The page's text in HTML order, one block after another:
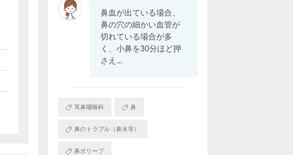
鼻血が出ている場合、
鼻の穴の細かい血管が
切れている場合が多
く、小鼻を30分ほど押
さえ...
耳鼻咽喉科 鼻
鼻のトラブル（鼻水等）
鼻ポリープ